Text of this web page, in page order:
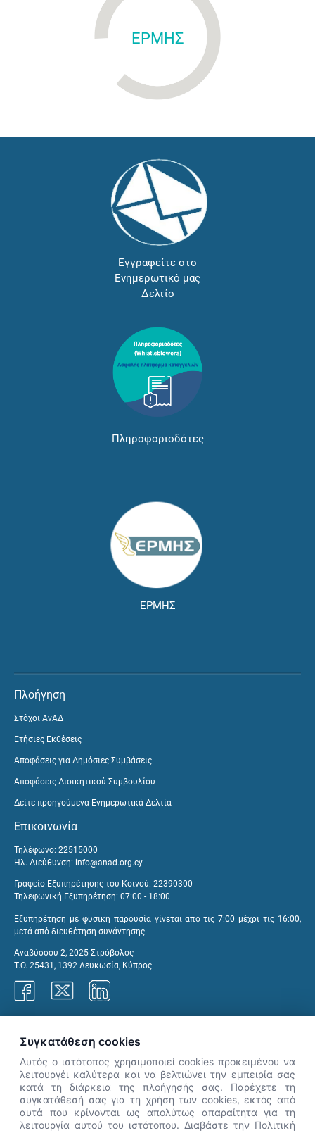
ΕΡΜΗΣ
Εγγραφείτε στο
Ενημερωτικό μας
Δελτίο
Πληροφοριοδότες
ΕΡΜΗΣ
Πλοήγηση
Στόχοι ΑνΑΔ
Ετήσιες Εκθέσεις
Αποφάσεις για Δημόσιες Συμβάσεις
Αποφάσεις Διοικητικού Συμβουλίου
Δείτε προηγούμενα Ενημερωτικά Δελτία
Επικοινωνία
Τηλέφωνο: 22515000
Ηλ. Διεύθυνση: info@anad.org.cy
Γραφείο Εξυπηρέτησης του Κοινού: 22390300
Τηλεφωνική Εξυπηρέτηση: 07:00 - 18:00
Εξυπηρέτηση με φυσική παρουσία γίνεται από τις 7:00 μέχρι τις 16:00,
μετά από διευθέτηση συνάντησης.
Αναβύσσου 2, 2025 Στρόβολος
Τ.Θ. 25431, 1392 Λευκωσία, Κύπρος
👋 Καλώς ήρθες! Είμαι η Νόησις.
Πες μου πώς μπορώ να σε βοηθήσω
Συγκατάθεση cookies
Αυτός ο ιστότοπος χρησιμοποιεί cookies προκειμένου να
λειτουργέι καλύτερα και να βελτιώνει την εμπειρία σας
κατά τη διάρκεια της πλοήγησής σας. Παρέχετε τη
συγκατάθεσή σας για τη χρήση των cookies, εκτός από
αυτά που κρίνονται ως απολύτως απαραίτητα για τη
λειτουργία αυτού του ιστότοπου. Διαβάστε την Πολιτική